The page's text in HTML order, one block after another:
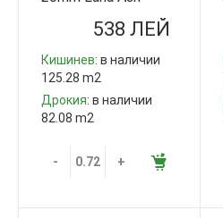
Granite Турция
538 ЛЕЙ
Кишинев: в наличии
125.28 m2
Дрокия: в наличии
82.08 m2
- +